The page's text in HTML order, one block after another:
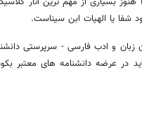
شفا یا الهیات ابن سیناست.
و ادب فارسی - سرپرستی
در عرضه دانشنامه های معتبر